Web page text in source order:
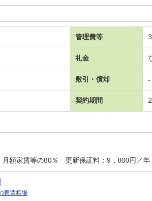
管理費等
礼金
敷引・償却 -
契約期間
月額家賃等の80％ 更新保証料：9，800円／
家賃相場